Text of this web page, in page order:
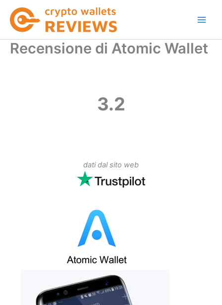
contenuto
Recensione di Atomic Wallet
3.2
dati dal sito web